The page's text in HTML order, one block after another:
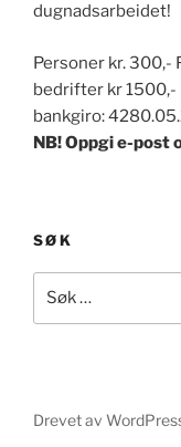
dugnadsarbeidet!
Personer kr. 300,-
bedrifter kr 1500,-
bankgiro:
NB! Oppgi e-post
SØK
etter:
Drevet av